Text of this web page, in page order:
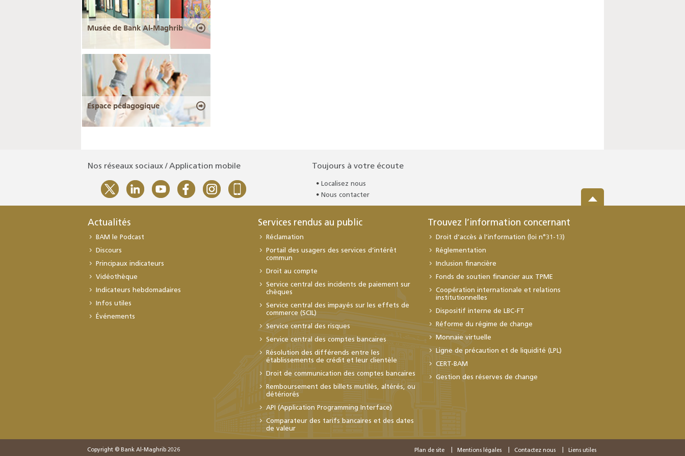
Musée de Bank Al-Maghrib
Espace pédagogique
Nos réseaux sociaux / Application mobile Toujours à votre écoute
Localisez nous
Nous contacter
Actualités
BAM le Podcast
Discours
Principaux indicateurs
Vidéothèque
Indicateurs hebdomadaires
Infos utiles
Événements
Services rendus au public
Réclamation
Portail des usagers des services d’intérêt
commun
Droit au compte
Service central des incidents de paiement sur
chèques
Service central des impayés sur les effets de
commerce (SCIL)
Service central des risques
Service central des comptes bancaires
Résolution des différends entre les
établissements de crédit et leur clientèle
Droit de communication des comptes bancaires
Remboursement des billets mutilés, altérés, ou
détériorés
API (Application Programming Interface)
Comparateur des tarifs bancaires et des dates
de valeur
Trouvez l’information concernant
Droit d’accès à l’information (loi n°31-13)
Réglementation
Inclusion financière
Fonds de soutien financier aux TPME
Coopération internationale et relations
institutionnelles
Dispositif interne de LBC-FT
Réforme du régime de change
Monnaie virtuelle
Ligne de précaution et de liquidité (LPL)
CERT-BAM
Gestion des réserves de change
Copyright © Bank Al-Maghrib 2026 Plan de site Mentions légales Contactez nous Liens utiles